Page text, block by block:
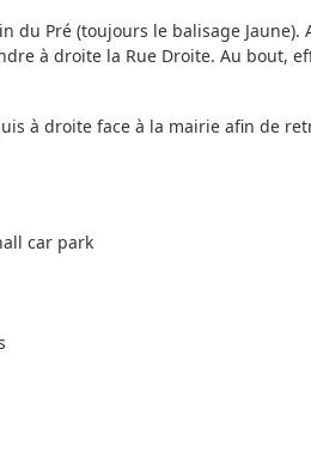
du Pré (toujours le balisage
à droite la Rue Droite. Au bout,
à droite face à la mairie afin de
car park